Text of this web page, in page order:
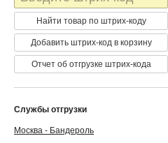
код
Найти товар по штрих-коду
Добавить штрих-код в корзину
Отчет об отгрузке штрих-кода
Службы отгрузки
Москва - Бандероль